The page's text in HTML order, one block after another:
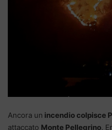
Ancora un incendio colpisce
attaccato Monte Pellegrino.